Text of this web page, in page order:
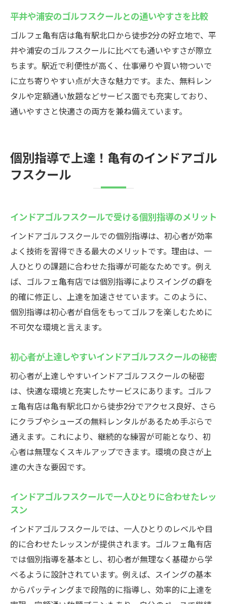
平井や浦安のゴルフスクールとの通いやすさを比較
ゴルフェ亀有店は亀有駅北口から徒歩2分の好立地で、平
井や浦安のゴルフスクールに比べても通いやすさが際立
ちます。駅近で利便性が高く、仕事帰りや買い物ついで
に立ち寄りやすい点が大きな魅力です。また、無料レン
タルや定額通い放題などサービス面でも充実しており、
通いやすさと快適さの両方を兼ね備えています。
個別指導で上達！亀有のインドアゴル
フスクール
インドアゴルフスクールで受ける個別指導のメリット
インドアゴルフスクールでの個別指導は、初心者が効率
よく技術を習得できる最大のメリットです。理由は、一
人ひとりの課題に合わせた指導が可能なためです。例え
ば、ゴルフェ亀有店では個別指導によりスイングの癖を
的確に修正し、上達を加速させています。このように、
個別指導は初心者が自信をもってゴルフを楽しむために
不可欠な環境と言えます。
初心者が上達しやすいインドアゴルフスクールの秘密
初心者が上達しやすいインドアゴルフスクールの秘密
は、快適な環境と充実したサービスにあります。ゴルフ
ェ亀有店は亀有駅北口から徒歩2分でアクセス良好、さら
にクラブやシューズの無料レンタルがあるため手ぶらで
通えます。これにより、継続的な練習が可能となり、初
心者は無理なくスキルアップできます。環境の良さが上
達の大きな要因です。
インドアゴルフスクールで一人ひとりに合わせたレッ
スン
インドアゴルフスクールでは、一人ひとりのレベルや目
的に合わせたレッスンが提供されます。ゴルフェ亀有店
では個別指導を基本とし、初心者が無理なく基礎から学
べるように設計されています。例えば、スイングの基本
からパッティングまで段階的に指導し、効率的に上達を